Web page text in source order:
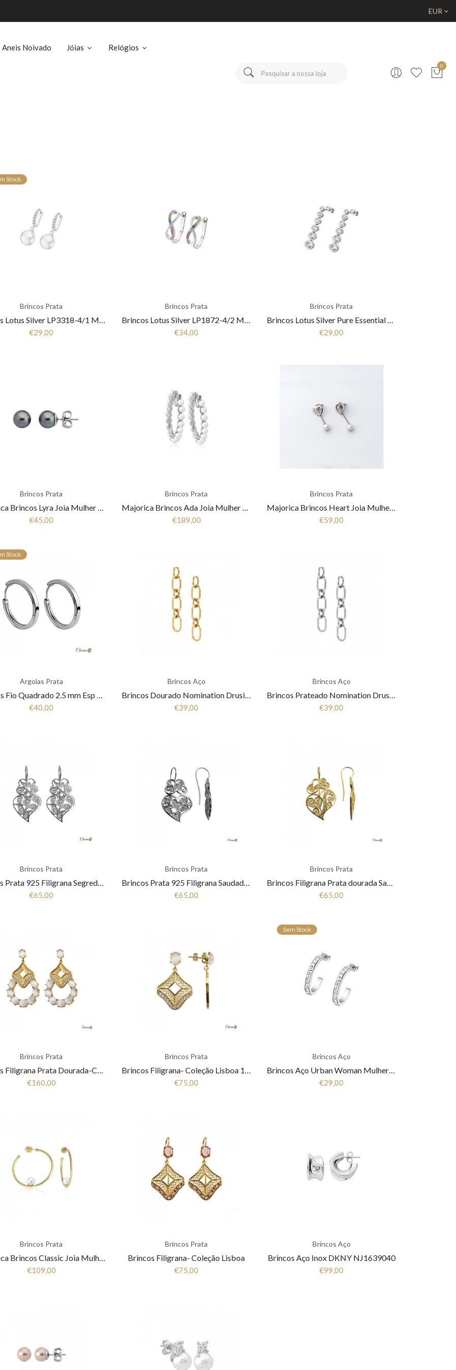
EUR
Aneis Noivado Jóias Relógios
0
Stock
Brincos Prata
Brincos Lotus Silver LP3318-4/1 Mulher Prata
€29,00
Brincos Prata
Brincos Lotus Silver LP1872-4/2 Mulher Prata
€34,00
Brincos Prata
Brincos Lotus Silver Pure Essential LP1915-4/1 Mulher, Prata
€29,00
Brincos Prata
Majorica Brincos Lyra Joia Mulher 00324.03.2
€45,00
Brincos Prata
Majorica Brincos Ada Joia Mulher 16463.01.2
€189,00
Brincos Prata
Majorica Brincos Heart Joia Mulher 16392.01.2.000.010
€59,00
Stock
Argolas Prata
Argolas Fio Quadrado 2.5 mm Esp em Prata 925 1B8-FLCQ25D40R
€40,00
Brincos Aço
Brincos Dourado Nomination Drusilla 028702/012
€39,00
Brincos Aço
Brincos Prateado Nomination Drusilla 028702/001
€39,00
Brincos Prata
Brincos Prata 925 Filigrana Segredo do Mondego 1B7-111007.P
€65,00
Brincos Prata
Brincos Prata 925 Filigrana Saudade Coração 1B7-111006.P
€65,00
Brincos Prata
Brincos Filigrana Prata dourada Saudade-Milagre 1B7-111005
€65,00
Brincos Prata
Brincos Filigrana Prata Dourada-Canção de Lisboa 1B6-111007
€160,00
Brincos Prata
Brincos Filigrana- Coleção Lisboa 1B6-111007A
€75,00
Sem Stock
Brincos Aço
Brincos Aço Urban Woman Mulher Lotus Style LS2081-4/1
€29,00
Brincos Prata
Majorica Brincos Classic Joia Mulher 16406.01.1
€109,00
Brincos Prata
Brincos Filigrana- Coleção Lisboa
€75,00
Brincos Aço
Brincos Aço Inox DKNY NJ1639040
€99,00